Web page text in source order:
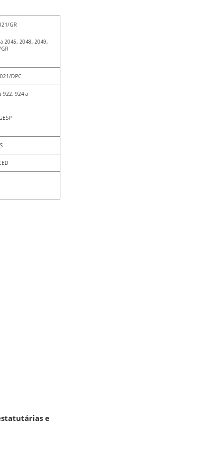
GR
2045, 2048, 2049,
DPC
922, 924 a
estatutárias e